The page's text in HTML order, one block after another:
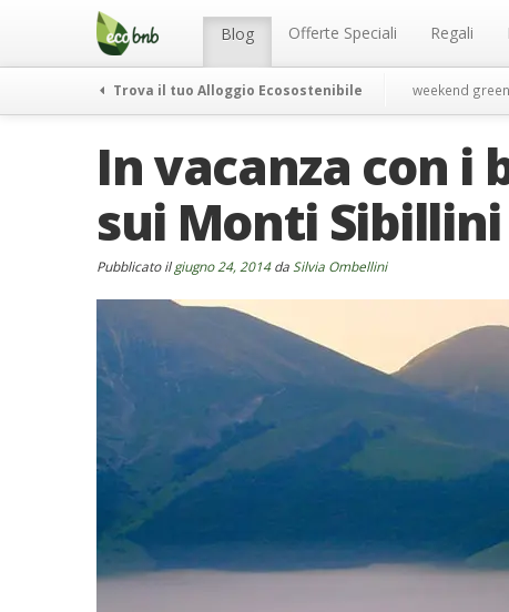
Menu Blog Offerte Speciali Regali
Trova il tuo Alloggio Ecosostenibile weekend green
In vacanza con i
sui Monti Sibillini
Pubblicato ilgiugno 24, 2014da Silvia Ombellini